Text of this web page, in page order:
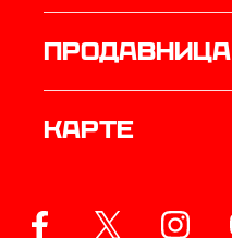
продавница
Карте